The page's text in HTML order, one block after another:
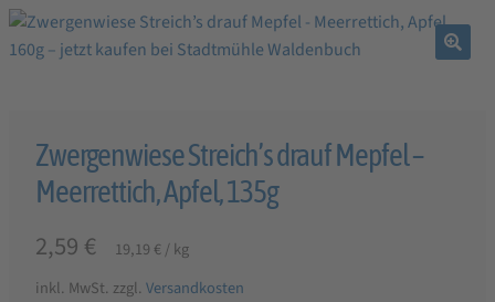
Zwergenwiese Streich’s drauf Mepfel –
Meerrettich, Apfel, 135g
2,59 € 19,19 €/kg
inkl. MwSt. zzgl. Versandkosten